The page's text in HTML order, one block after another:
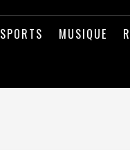
SPORTS MUSIQUE